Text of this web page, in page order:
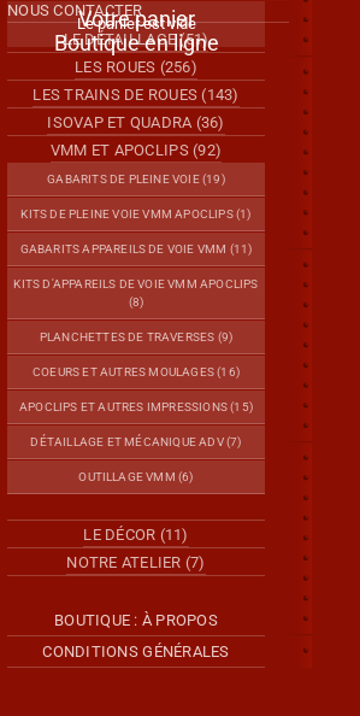
NOUS CONTACTER
Votre panier
Le panier est vide
Boutique en ligne
LE DÉTAILLAGE (51)
LES ROUES (256)
LES TRAINS DE ROUES (143)
ISOVAP ET QUADRA (36)
VMM ET APOCLIPS (92)
GABARITS DE PLEINE VOIE (19)
KITS DE PLEINE VOIE VMM APOCLIPS (1)
GABARITS APPAREILS DE VOIE VMM (11)
KITS D'APPAREILS DE VOIE VMM APOCLIPS
(8)
PLANCHETTES DE TRAVERSES (9)
COEURS ET AUTRES MOULAGES (16)
APOCLIPS ET AUTRES IMPRESSIONS (15)
DÉTAILLAGE ET MÉCANIQUE ADV (7)
OUTILLAGE VMM (6)
LE DÉCOR (11)
NOTRE ATELIER (7)
BOUTIQUE : À PROPOS
CONDITIONS GÉNÉRALES